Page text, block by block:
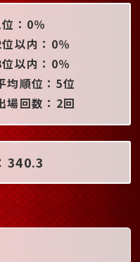
：0％
以内：0％
以内：0％
均順位：5位
場回数：2回
340.3